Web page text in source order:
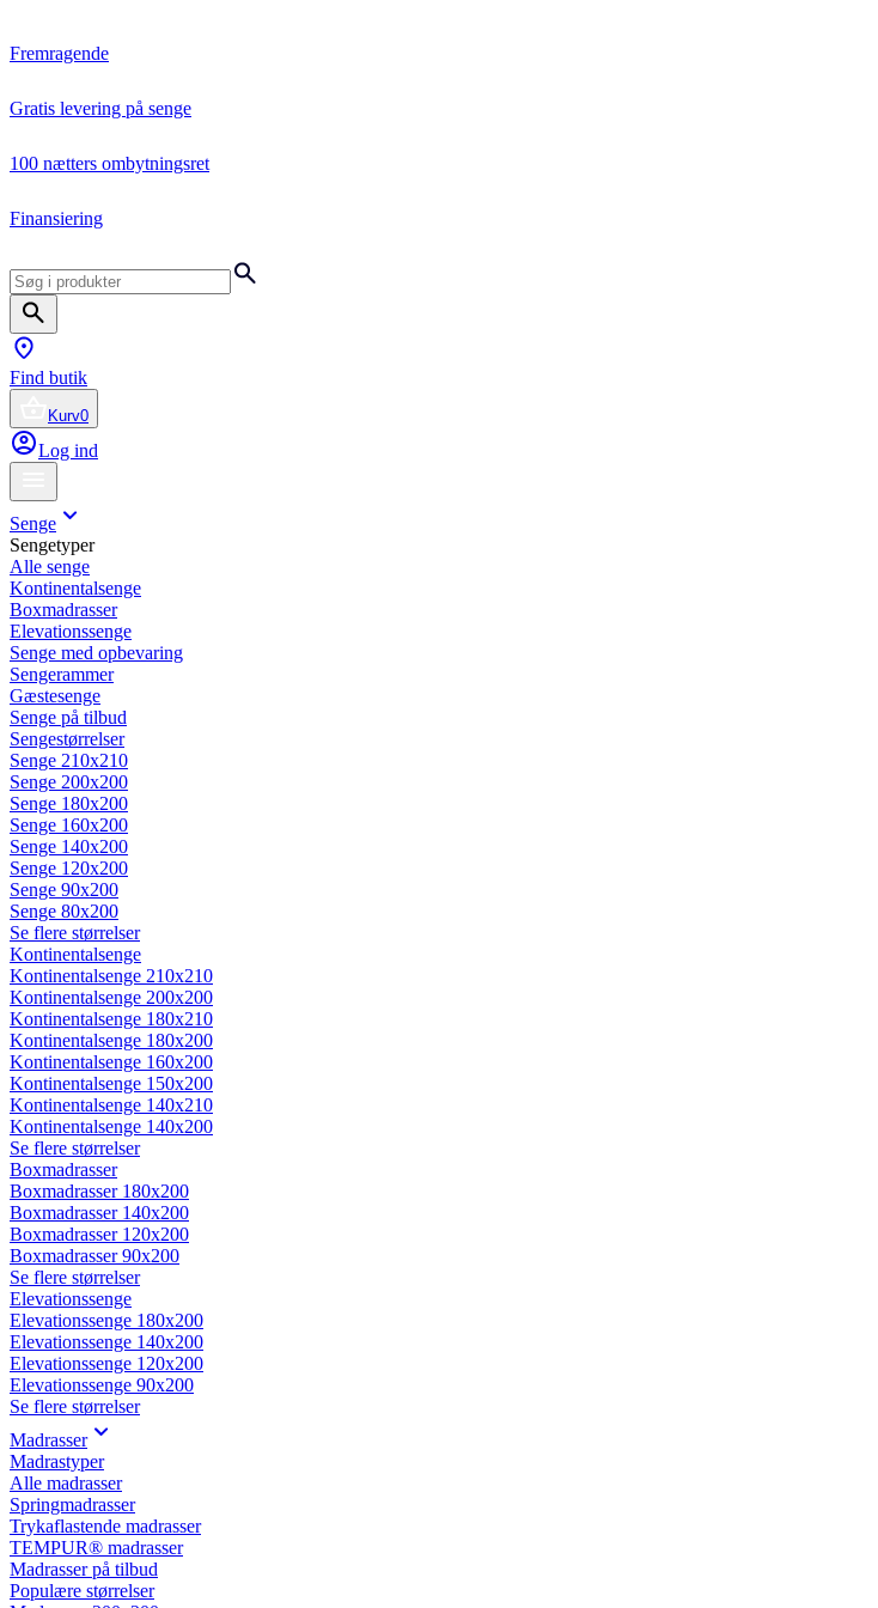
Fremragende
Gratis levering på senge
100 nætters ombytningsret
Finansiering
Find butik
Kurv0
Log ind
Senge
Sengetyper
Alle senge
Kontinentalsenge
Boxmadrasser
Elevationssenge
Senge med opbevaring
Sengerammer
Gæstesenge
Senge på tilbud
Sengestørrelser
Senge 210x210
Senge 200x200
Senge 180x200
Senge 160x200
Senge 140x200
Senge 120x200
Senge 90x200
Senge 80x200
Se flere størrelser
Kontinentalsenge
Kontinentalsenge 210x210
Kontinentalsenge 200x200
Kontinentalsenge 180x210
Kontinentalsenge 180x200
Kontinentalsenge 160x200
Kontinentalsenge 150x200
Kontinentalsenge 140x210
Kontinentalsenge 140x200
Se flere størrelser
Boxmadrasser
Boxmadrasser 180x200
Boxmadrasser 140x200
Boxmadrasser 120x200
Boxmadrasser 90x200
Se flere størrelser
Elevationssenge
Elevationssenge 180x200
Elevationssenge 140x200
Elevationssenge 120x200
Elevationssenge 90x200
Se flere størrelser
Madrasser
Madrastyper
Alle madrasser
Springmadrasser
Trykaflastende madrasser
TEMPUR® madrasser
Madrasser på tilbud
Populære størrelser